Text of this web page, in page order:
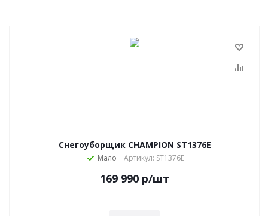
Снегоуборщик CHAMPION ST1376E
Мало Артикул: ST1376E
169 990 р/шт